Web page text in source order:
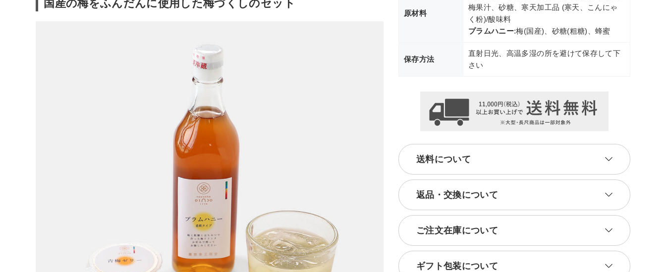
国産の梅をふんだんに使用した梅づくしのセット
原材料
梅果汁、砂糖、寒天加工品 (寒天、こんにゃ
く粉)/酸味料
プラムハニー:梅(国産)、砂糖(粗糖)、蜂蜜
保存方法
直射日光、高温多湿の所を避けて保存して下
さい
送料について
返品・交換について
ご注文在庫について
ギフト包装について